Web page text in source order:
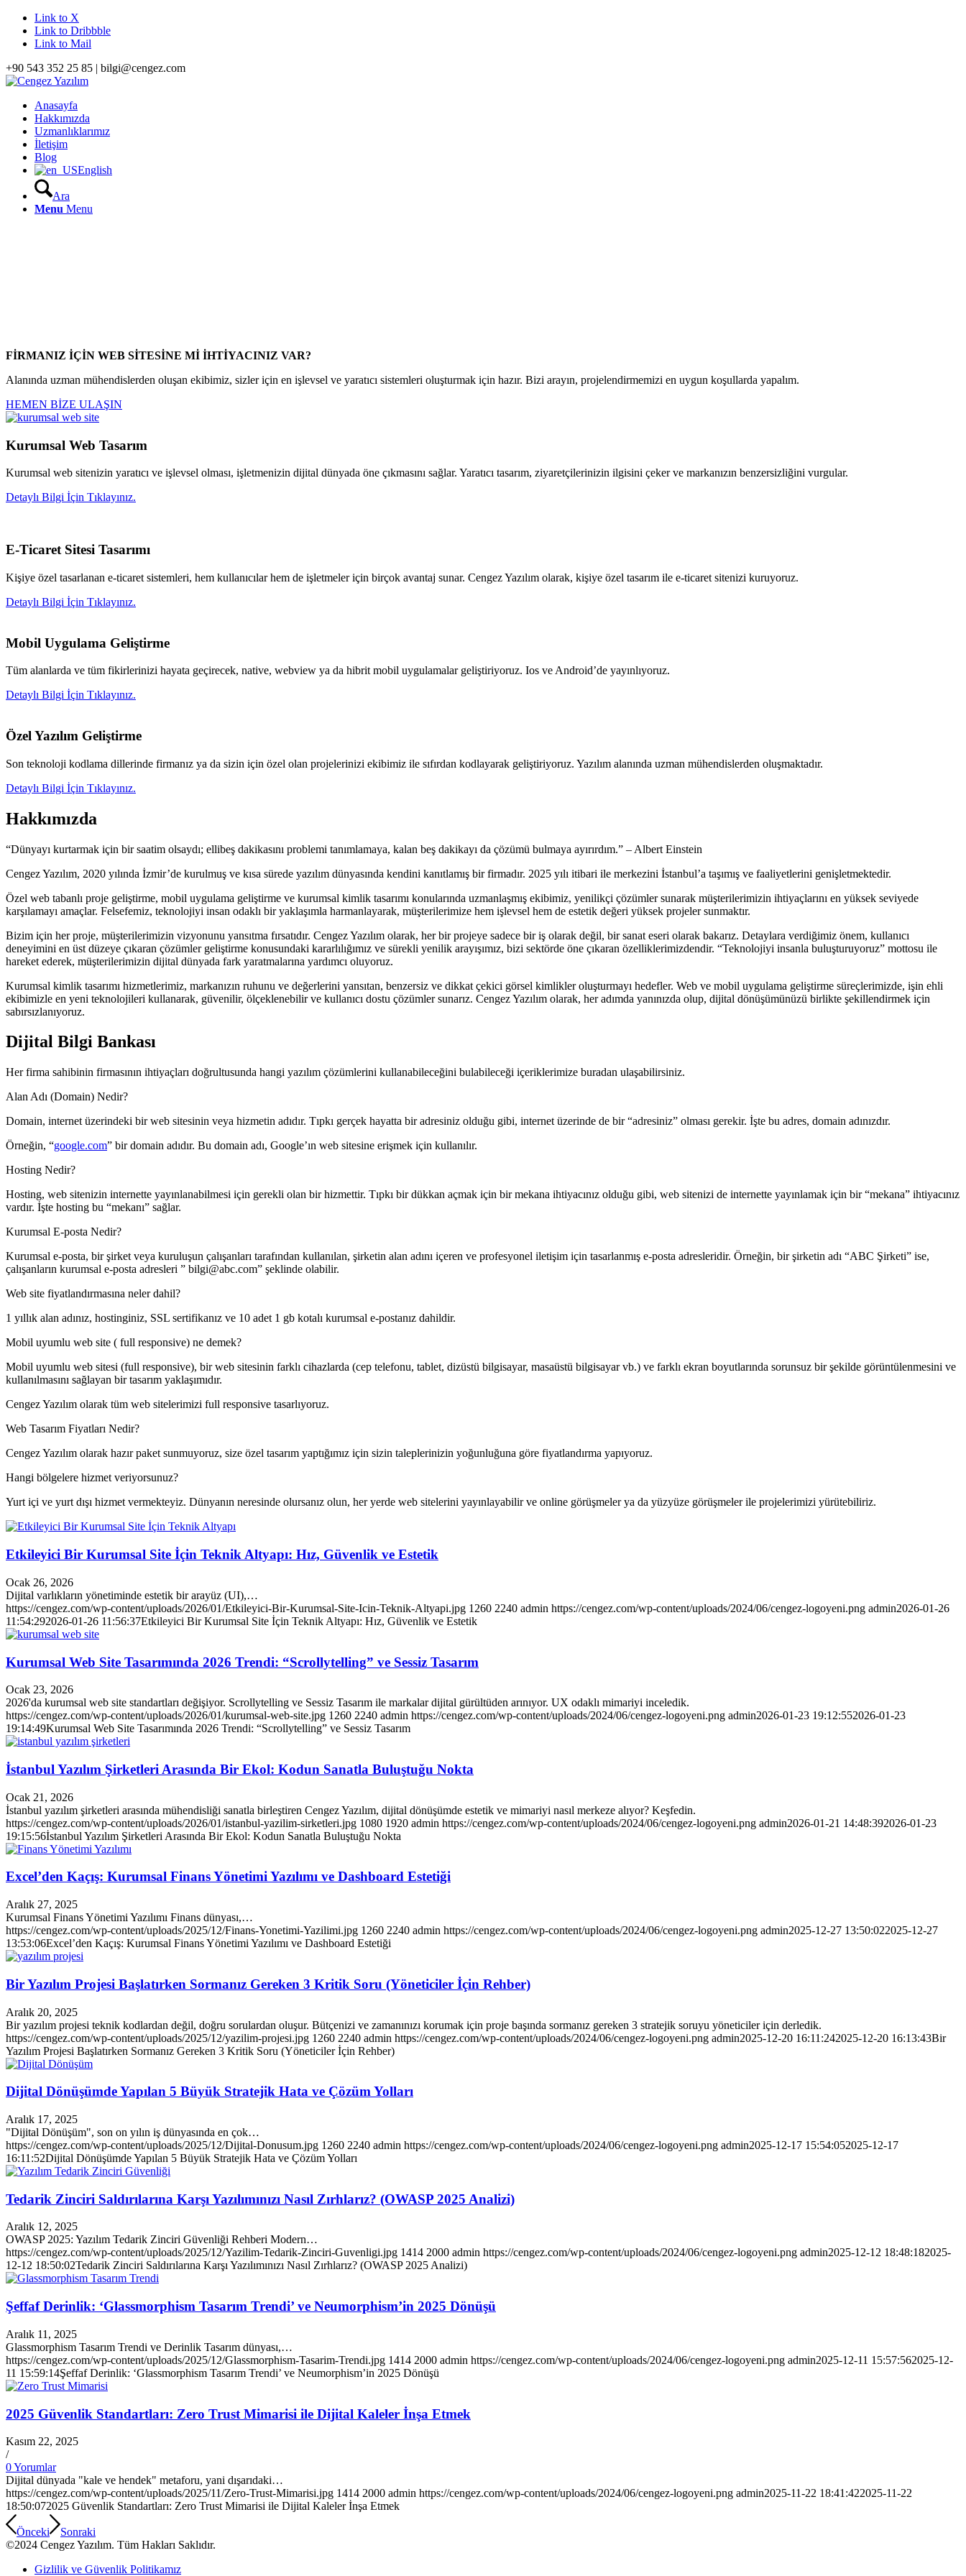
Link to X
Link to Dribbble
Link to Mail
+90 543 352 25 85 | bilgi@cengez.com
Anasayfa
Hakkımızda
Uzmanlıklarımız
İletişim
Blog
English
Ara
Menu Menu
FİRMANIZ İÇİN WEB SİTESİNE Mİ İHTİYACINIZ VAR?
Alanında uzman mühendislerden oluşan ekibimiz, sizler için en işlevsel ve yaratıcı sistemleri oluşturmak için hazır. Bizi arayın, projelendirmemizi en uygun koşullarda yapalım.
HEMEN BİZE ULAŞIN
Kurumsal Web Tasarım
Kurumsal web sitenizin yaratıcı ve işlevsel olması, işletmenizin dijital dünyada öne çıkmasını sağlar. Yaratıcı tasarım, ziyaretçilerinizin ilgisini çeker ve markanızın benzersizliğini vurgular.
Detaylı Bilgi İçin Tıklayınız.
E-Ticaret Sitesi Tasarımı
Kişiye özel tasarlanan e-ticaret sistemleri, hem kullanıcılar hem de işletmeler için birçok avantaj sunar. Cengez Yazılım olarak, kişiye özel tasarım ile e-ticaret sitenizi kuruyoruz.
Detaylı Bilgi İçin Tıklayınız.
Mobil Uygulama Geliştirme
Tüm alanlarda ve tüm fikirlerinizi hayata geçirecek, native, webview ya da hibrit mobil uygulamalar geliştiriyoruz. Ios ve Android’de yayınlıyoruz.
Detaylı Bilgi İçin Tıklayınız.
Özel Yazılım Geliştirme
Son teknoloji kodlama dillerinde firmanız ya da sizin için özel olan projelerinizi ekibimiz ile sıfırdan kodlayarak geliştiriyoruz. Yazılım alanında uzman mühendislerden oluşmaktadır.
Detaylı Bilgi İçin Tıklayınız.
Hakkımızda
“Dünyayı kurtarmak için bir saatim olsaydı; ellibeş dakikasını problemi tanımlamaya, kalan beş dakikayı da çözümü bulmaya ayırırdım.” – Albert Einstein
Cengez Yazılım, 2020 yılında İzmir’de kurulmuş ve kısa sürede yazılım dünyasında kendini kanıtlamış bir firmadır. 2025 yılı itibari ile merkezini İstanbul’a taşımış ve faaliyetlerini genişletmektedir.
Özel web tabanlı proje geliştirme, mobil uygulama geliştirme ve kurumsal kimlik tasarımı konularında uzmanlaşmış ekibimiz, yenilikçi çözümler sunarak müşterilerimizin ihtiyaçlarını en yüksek seviyede
karşılamayı amaçlar. Felsefemiz, teknolojiyi insan odaklı bir yaklaşımla harmanlayarak, müşterilerimize hem işlevsel hem de estetik değeri yüksek projeler sunmaktır.
Bizim için her proje, müşterilerimizin vizyonunu yansıtma fırsatıdır. Cengez Yazılım olarak, her bir projeye sadece bir iş olarak değil, bir sanat eseri olarak bakarız. Detaylara verdiğimiz önem, kullanıcı
deneyimini en üst düzeye çıkaran çözümler geliştirme konusundaki kararlılığımız ve sürekli yenilik arayışımız, bizi sektörde öne çıkaran özelliklerimizdendir. “Teknolojiyi insanla buluşturuyoruz” mottosu ile
hareket ederek, müşterilerimizin dijital dünyada fark yaratmalarına yardımcı oluyoruz.
Kurumsal kimlik tasarımı hizmetlerimiz, markanızın ruhunu ve değerlerini yansıtan, benzersiz ve dikkat çekici görsel kimlikler oluşturmayı hedefler. Web ve mobil uygulama geliştirme süreçlerimizde, işin ehli
ekibimizle en yeni teknolojileri kullanarak, güvenilir, ölçeklenebilir ve kullanıcı dostu çözümler sunarız. Cengez Yazılım olarak, her adımda yanınızda olup, dijital dönüşümünüzü birlikte şekillendirmek için
sabırsızlanıyoruz.
Dijital Bilgi Bankası
Her firma sahibinin firmasının ihtiyaçları doğrultusunda hangi yazılım çözümlerini kullanabileceğini bulabileceği içeriklerimize buradan ulaşabilirsiniz.
Alan Adı (Domain) Nedir?
Domain, internet üzerindeki bir web sitesinin veya hizmetin adıdır. Tıpkı gerçek hayatta bir adresiniz olduğu gibi, internet üzerinde de bir “adresiniz” olması gerekir. İşte bu adres, domain adınızdır.
Örneğin, “google.com” bir domain adıdır. Bu domain adı, Google’ın web sitesine erişmek için kullanılır.
Hosting Nedir?
Hosting, web sitenizin internette yayınlanabilmesi için gerekli olan bir hizmettir. Tıpkı bir dükkan açmak için bir mekana ihtiyacınız olduğu gibi, web sitenizi de internette yayınlamak için bir “mekana” ihtiyacınız
vardır. İşte hosting bu “mekanı” sağlar.
Kurumsal E-posta Nedir?
Kurumsal e-posta, bir şirket veya kuruluşun çalışanları tarafından kullanılan, şirketin alan adını içeren ve profesyonel iletişim için tasarlanmış e-posta adresleridir. Örneğin, bir şirketin adı “ABC Şirketi” ise,
çalışanların kurumsal e-posta adresleri ” bilgi@abc.com” şeklinde olabilir.
Web site fiyatlandırmasına neler dahil?
1 yıllık alan adınız, hostinginiz, SSL sertifikanız ve 10 adet 1 gb kotalı kurumsal e-postanız dahildir.
Mobil uyumlu web site ( full responsive) ne demek?
Mobil uyumlu web sitesi (full responsive), bir web sitesinin farklı cihazlarda (cep telefonu, tablet, dizüstü bilgisayar, masaüstü bilgisayar vb.) ve farklı ekran boyutlarında sorunsuz bir şekilde görüntülenmesini ve
kullanılmasını sağlayan bir tasarım yaklaşımıdır.
Cengez Yazılım olarak tüm web sitelerimizi full responsive tasarlıyoruz.
Web Tasarım Fiyatları Nedir?
Cengez Yazılım olarak hazır paket sunmuyoruz, size özel tasarım yaptığımız için sizin taleplerinizin yoğunluğuna göre fiyatlandırma yapıyoruz.
Hangi bölgelere hizmet veriyorsunuz?
Yurt içi ve yurt dışı hizmet vermekteyiz. Dünyanın neresinde olursanız olun, her yerde web sitelerini yayınlayabilir ve online görüşmeler ya da yüzyüze görüşmeler ile projelerimizi yürütebiliriz.
Etkileyici Bir Kurumsal Site İçin Teknik Altyapı: Hız, Güvenlik ve Estetik
Ocak 26, 2026
Dijital varlıkların yönetiminde estetik bir arayüz (UI),…
https://cengez.com/wp-content/uploads/2026/01/Etkileyici-Bir-Kurumsal-Site-Icin-Teknik-Altyapi.jpg 1260 2240 admin https://cengez.com/wp-content/uploads/2024/06/cengez-logoyeni.png admin2026-01-26
11:54:292026-01-26 11:56:37Etkileyici Bir Kurumsal Site İçin Teknik Altyapı: Hız, Güvenlik ve Estetik
Kurumsal Web Site Tasarımında 2026 Trendi: “Scrollytelling” ve Sessiz Tasarım
Ocak 23, 2026
2026'da kurumsal web site standartları değişiyor. Scrollytelling ve Sessiz Tasarım ile markalar dijital gürültüden arınıyor. UX odaklı mimariyi inceledik.
https://cengez.com/wp-content/uploads/2026/01/kurumsal-web-site.jpg 1260 2240 admin https://cengez.com/wp-content/uploads/2024/06/cengez-logoyeni.png admin2026-01-23 19:12:552026-01-23
19:14:49Kurumsal Web Site Tasarımında 2026 Trendi: “Scrollytelling” ve Sessiz Tasarım
İstanbul Yazılım Şirketleri Arasında Bir Ekol: Kodun Sanatla Buluştuğu Nokta
Ocak 21, 2026
İstanbul yazılım şirketleri arasında mühendisliği sanatla birleştiren Cengez Yazılım, dijital dönüşümde estetik ve mimariyi nasıl merkeze alıyor? Keşfedin.
https://cengez.com/wp-content/uploads/2026/01/istanbul-yazilim-sirketleri.jpg 1080 1920 admin https://cengez.com/wp-content/uploads/2024/06/cengez-logoyeni.png admin2026-01-21 14:48:392026-01-23
19:15:56İstanbul Yazılım Şirketleri Arasında Bir Ekol: Kodun Sanatla Buluştuğu Nokta
Excel’den Kaçış: Kurumsal Finans Yönetimi Yazılımı ve Dashboard Estetiği
Aralık 27, 2025
Kurumsal Finans Yönetimi Yazılımı Finans dünyası,…
https://cengez.com/wp-content/uploads/2025/12/Finans-Yonetimi-Yazilimi.jpg 1260 2240 admin https://cengez.com/wp-content/uploads/2024/06/cengez-logoyeni.png admin2025-12-27 13:50:022025-12-27
13:53:06Excel’den Kaçış: Kurumsal Finans Yönetimi Yazılımı ve Dashboard Estetiği
Bir Yazılım Projesi Başlatırken Sormanız Gereken 3 Kritik Soru (Yöneticiler İçin Rehber)
Aralık 20, 2025
Bir yazılım projesi teknik kodlardan değil, doğru sorulardan oluşur. Bütçenizi ve zamanınızı korumak için proje başında sormanız gereken 3 stratejik soruyu yöneticiler için derledik.
https://cengez.com/wp-content/uploads/2025/12/yazilim-projesi.jpg 1260 2240 admin https://cengez.com/wp-content/uploads/2024/06/cengez-logoyeni.png admin2025-12-20 16:11:242025-12-20 16:13:43Bir
Yazılım Projesi Başlatırken Sormanız Gereken 3 Kritik Soru (Yöneticiler İçin Rehber)
Dijital Dönüşümde Yapılan 5 Büyük Stratejik Hata ve Çözüm Yolları
Aralık 17, 2025
"Dijital Dönüşüm", son on yılın iş dünyasında en çok…
https://cengez.com/wp-content/uploads/2025/12/Dijital-Donusum.jpg 1260 2240 admin https://cengez.com/wp-content/uploads/2024/06/cengez-logoyeni.png admin2025-12-17 15:54:052025-12-17
16:11:52Dijital Dönüşümde Yapılan 5 Büyük Stratejik Hata ve Çözüm Yolları
Tedarik Zinciri Saldırılarına Karşı Yazılımınızı Nasıl Zırhlarız? (OWASP 2025 Analizi)
Aralık 12, 2025
OWASP 2025: Yazılım Tedarik Zinciri Güvenliği Rehberi Modern…
https://cengez.com/wp-content/uploads/2025/12/Yazilim-Tedarik-Zinciri-Guvenligi.jpg 1414 2000 admin https://cengez.com/wp-content/uploads/2024/06/cengez-logoyeni.png admin2025-12-12 18:48:182025-
12-12 18:50:02Tedarik Zinciri Saldırılarına Karşı Yazılımınızı Nasıl Zırhlarız? (OWASP 2025 Analizi)
Şeffaf Derinlik: ‘Glassmorphism Tasarım Trendi’ ve Neumorphism’in 2025 Dönüşü
Aralık 11, 2025
Glassmorphism Tasarım Trendi ve Derinlik Tasarım dünyası,…
https://cengez.com/wp-content/uploads/2025/12/Glassmorphism-Tasarim-Trendi.jpg 1414 2000 admin https://cengez.com/wp-content/uploads/2024/06/cengez-logoyeni.png admin2025-12-11 15:57:562025-12-
11 15:59:14Şeffaf Derinlik: ‘Glassmorphism Tasarım Trendi’ ve Neumorphism’in 2025 Dönüşü
2025 Güvenlik Standartları: Zero Trust Mimarisi ile Dijital Kaleler İnşa Etmek
Kasım 22, 2025
/
0 Yorumlar
Dijital dünyada "kale ve hendek" metaforu, yani dışarıdaki…
https://cengez.com/wp-content/uploads/2025/11/Zero-Trust-Mimarisi.jpg 1414 2000 admin https://cengez.com/wp-content/uploads/2024/06/cengez-logoyeni.png admin2025-11-22 18:41:422025-11-22
18:50:072025 Güvenlik Standartları: Zero Trust Mimarisi ile Dijital Kaleler İnşa Etmek
Önceki
Sonraki
©2024 Cengez Yazılım. Tüm Hakları Saklıdır.
Gizlilik ve Güvenlik Politikamız